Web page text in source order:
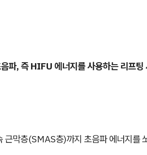
파, 즉 HIFU 에너지를 사용하는 리프팅
근막층(SMAS층)까지 초음파 에너지를